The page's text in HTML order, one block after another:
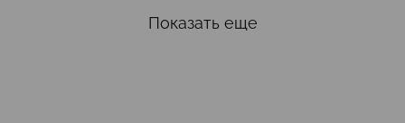
Показать еще